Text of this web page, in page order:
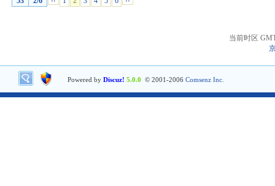
当前时区
Powered by Discuz! 5.0.0 © 2001-2006 Comsenz Inc.